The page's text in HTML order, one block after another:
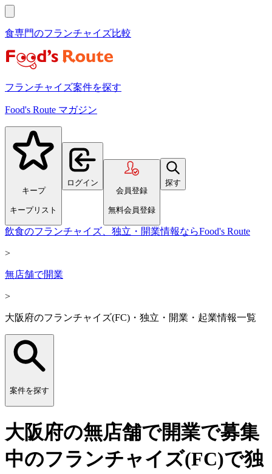
食専門のフランチャイズ比較
フランチャイズ案件を探す
Food's Route マガジン
キープ
キープリスト
ログイン
会員登録
無料会員登録
探す
飲食のフランチャイズ、独立・開業情報ならFood's Route
>
無店舗で開業
>
大阪府のフランチャイズ(FC)・独立・開業・起業情報一覧
案件を探す
大阪府の無店舗で開業で募集
中のフランチャイズ(FC)で独